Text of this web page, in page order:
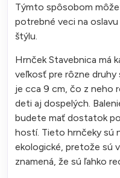
Týmto spôsobom
potrebné veci na
štýlu.
Hrnček Stavebnica má
veľkosť pre rôzne
je cca 9 cm, čo z neho
deti aj dospelých.
budete mať dostatok
hostí. Tieto hrnčeky sú
ekologické, pretože sú
znamená, že sú ľahko